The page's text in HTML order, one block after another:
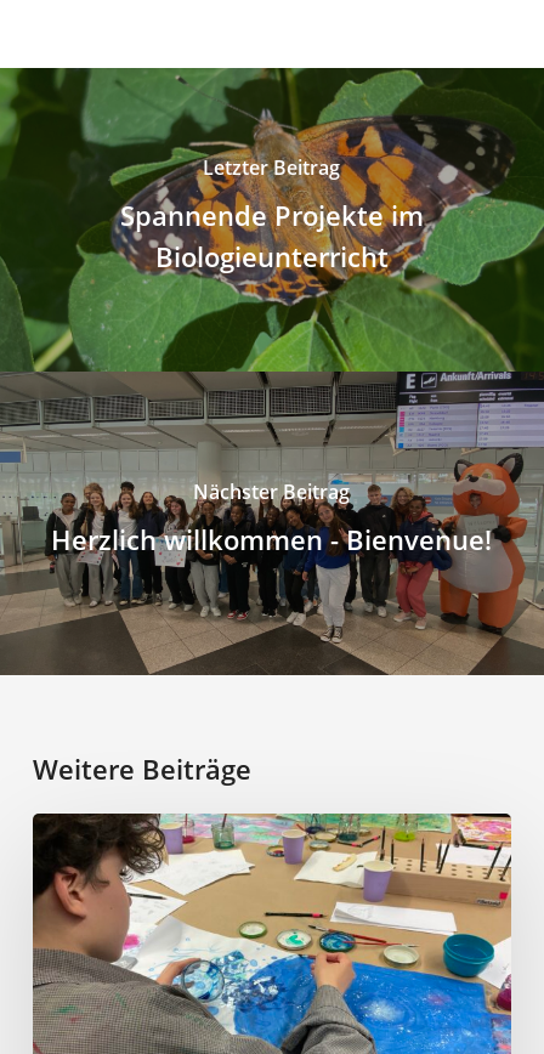
Letzter Beitrag
Spannende Projekte im
Biologieunterricht
Nächster Beitrag
Herzlich willkommen - Bienvenue!
Weitere Beiträge
Art
Night
2026